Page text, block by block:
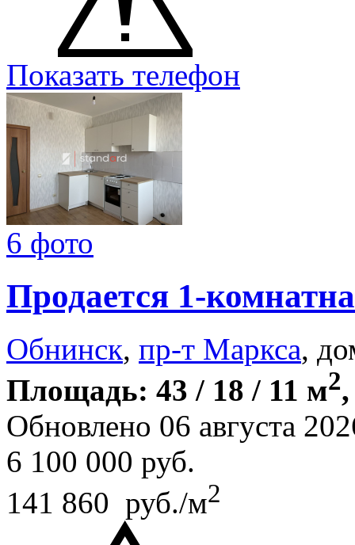
Показать телефон
6 фото
Продается 1-
Обнинск, пр-т Маркса,
Площадь: 43 / 18 / 11 м2
Обновлено 06 августа
6 100 000 руб.
141 860 руб./м2